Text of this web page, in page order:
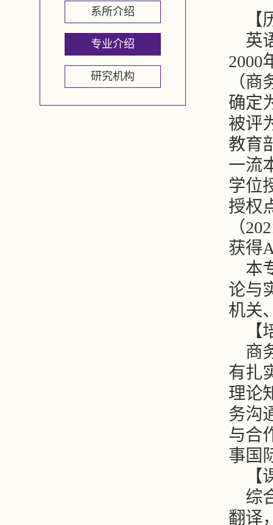
系所介绍
专业介绍
研究机构
英
2000
（
确定
被评
教育
一流
学位
授权
（
获得
本
论与
机关
商
有扎
理论
务沟
与合
事国
综
翻译